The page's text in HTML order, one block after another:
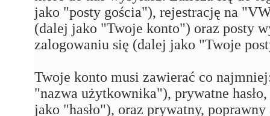
jako "posty gościa"), rejestrację na
(dalej jako "Twoje konto") oraz posty
zalogowaniu się (dalej jako "Twoje
Twoje konto musi zawierać co
"nazwa użytkownika"), prywatne
jako "hasło"), oraz prywatny,